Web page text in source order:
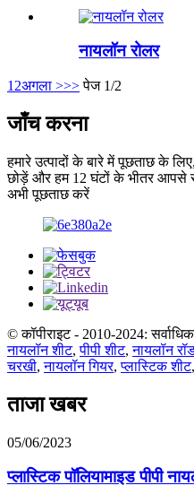
नायलॉन रोलर
1 2अगला >>> पेज 1/2
जाँच करना
हमारे उत्पादों के बारे में पूछताछ के
छोड़ें और हम 12 घंटों के भीतर आपसे
अभी पूछताछ करें
© कॉपीराइट - 2010-2024:
नायलॉन शीट,पीपी शीट,नायलॉन
चरखी,नायलॉन गियर,प्लास्टिक शीट
ताजा खबर
05/06/2023
प्लास्टिक पॉलियामाइड पीपी